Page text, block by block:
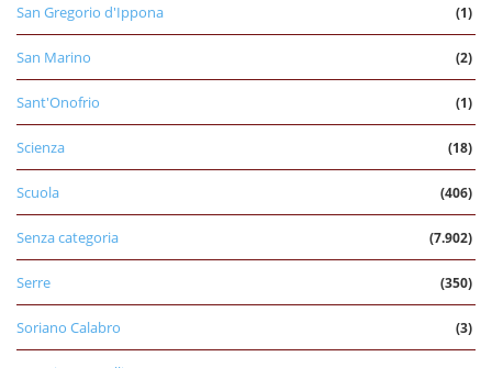
San Gregorio d'Ippona (1)
San Marino (2)
Sant'Onofrio (1)
Scienza (18)
Scuola (406)
Senza categoria (7.902)
Serre (350)
Soriano Calabro (3)